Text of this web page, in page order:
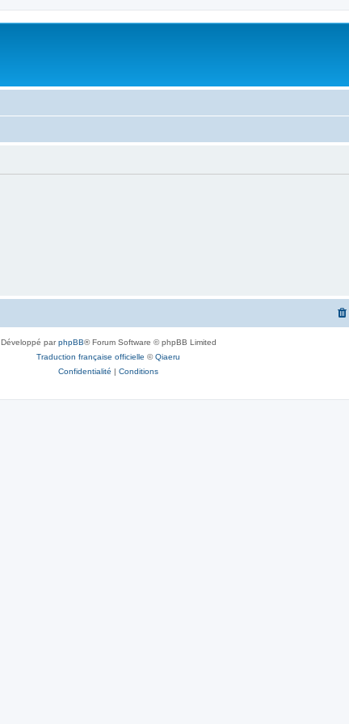
Développé parphpBB® Forum Software © phpBB Limited
Traduction française officielle ©Qiaeru
Confidentialité | Conditions